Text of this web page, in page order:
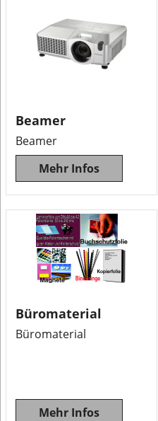
Beamer
Beamer
Mehr Infos
Büromaterial
Büromaterial
Mehr Infos